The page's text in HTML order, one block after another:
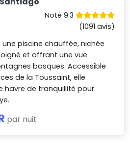
Noté 9.3
(1091 avis)
piscine chauffée, nichée
et offrant une vue
basques. Accessible
de la Toussaint, elle
havre de tranquillité pour
par nuit